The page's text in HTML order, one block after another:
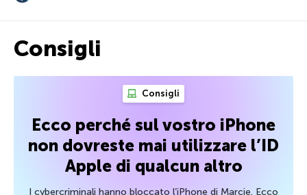
Consigli
Consigli
Ecco perché sul vostro iPhone
non dovreste mai utilizzare l’ID
Apple di qualcun altro
I cybercriminali hanno bloccato l’iPhone di Marcie. Ecco